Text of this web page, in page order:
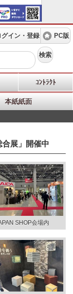
グイン・登録 PC版
検索
ｺﾝﾄﾗｸﾄ
本紙紙面
展」開催中
SHOP会場内